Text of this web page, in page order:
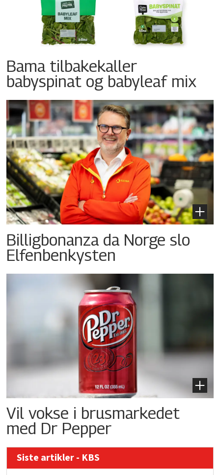
Bama tilbakekaller
babyspinat og babyleaf mix
Billigbonanza da Norge slo
Elfenbenkysten
Vil vokse i brusmarkedet
med Dr Pepper
Siste artikler - KBS